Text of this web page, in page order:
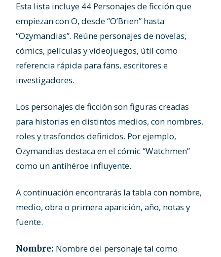
Esta lista incluye 44 Personajes de ficción que
empiezan con O, desde “O’Brien” hasta
“Ozymandias”. Reúne personajes de novelas,
cómics, películas y videojuegos, útil como
referencia rápida para fans, escritores e
investigadores.
Los personajes de ficción son figuras creadas
para historias en distintos medios, con nombres,
roles y trasfondos definidos. Por ejemplo,
Ozymandias destaca en el cómic “Watchmen”
como un antihéroe influyente.
A continuación encontrarás la tabla con nombre,
medio, obra o primera aparición, año, notas y
fuente.
Nombre: Nombre del personaje tal como